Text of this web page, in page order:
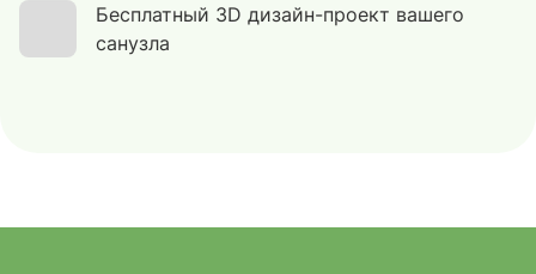
Бесплатный 3D дизайн-проект вашего
санузла